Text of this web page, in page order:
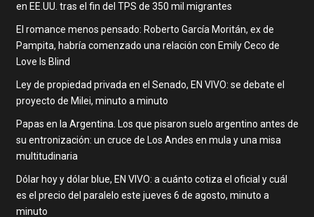
en EE.UU. tras el fin del TPS de 350 mil migrantes
El romance menos pensado: Roberto García Moritán, ex de
Pampita, habría comenzado una relación con Emily Ceco de
Love Is Blind
Ley de propiedad privada en el Senado, EN VIVO: se debate el
proyecto de Milei, minuto a minuto
Papas en la Argentina. Los que pisaron suelo argentino antes de
su entronización: un cruce de Los Andes en mula y una misa
multitudinaria
Dólar hoy y dólar blue, EN VIVO: a cuánto cotiza el oficial y cuál
es el precio del paralelo este jueves 6 de agosto, minuto a
minuto